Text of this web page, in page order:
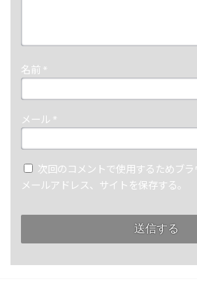
名前 *
メール *
次回のコメントで使用するためブラ
メールアドレス、サイトを保存する。